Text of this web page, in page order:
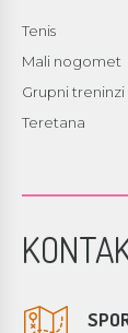
Tenis
Mali nogomet
Grupni treninzi
Teretana